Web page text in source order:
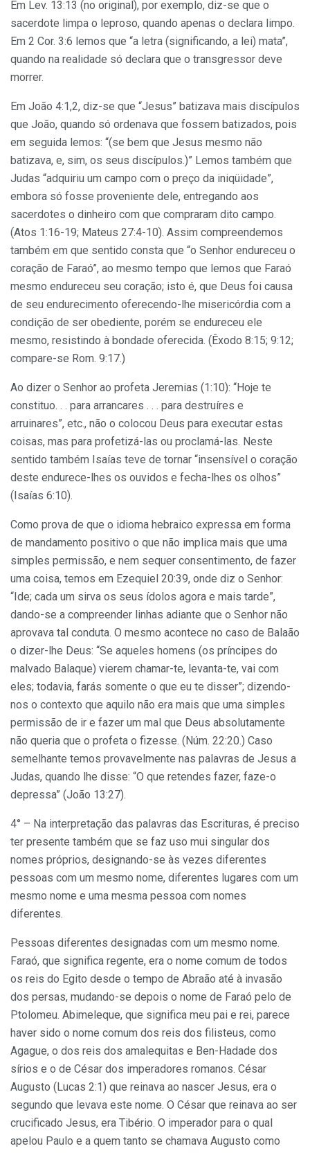
Em Lev. 13:13 (no original), por exemplo, diz-se que o
sacerdote limpa o leproso, quando apenas o declara limpo.
Em 2 Cor. 3:6 lemos que “a letra (significando, a lei) mata”,
quando na realidade só declara que o transgressor deve
morrer.
Em João 4:1,2, diz-se que “Jesus” batizava mais discípulos
que João, quando só ordenava que fossem batizados, pois
em seguida lemos: “(se bem que Jesus mesmo não
batizava, e, sim, os seus discípulos.)” Lemos também que
Judas “adquiriu um campo com o preço da iniqüidade”,
embora só fosse proveniente dele, entregando aos
sacerdotes o dinheiro com que compraram dito campo.
(Atos 1:16-19; Mateus 27:4-10). Assim compreendemos
também em que sentido consta que “o Senhor endureceu o
coração de Faraó”, ao mesmo tempo que lemos que Faraó
mesmo endureceu seu coração; isto é, que Deus foi causa
de seu endurecimento oferecendo-lhe misericórdia com a
condição de ser obediente, porém se endureceu ele
mesmo, resistindo à bondade oferecida. (Êxodo 8:15; 9:12;
compare-se Rom. 9:17.)
Ao dizer o Senhor ao profeta Jeremias (1:10): “Hoje te
constituo. . . para arrancares . . . para destruíres e
arruinares”, etc., não o colocou Deus para executar estas
coisas, mas para profetizá-las ou proclamá-las. Neste
sentido também Isaías teve de tornar “insensível o coração
deste endurece-lhes os ouvidos e fecha-lhes os olhos”
(Isaías 6:10).
Como prova de que o idioma hebraico expressa em forma
de mandamento positivo o que não implica mais que uma
simples permissão, e nem sequer consentimento, de fazer
uma coisa, temos em Ezequiel 20:39, onde diz o Senhor:
“Ide; cada um sirva os seus ídolos agora e mais tarde”,
dando-se a compreender linhas adiante que o Senhor não
aprovava tal conduta. O mesmo acontece no caso de Balaão
o dizer-lhe Deus: “Se aqueles homens (os príncipes do
malvado Balaque) vierem chamar-te, levanta-te, vai com
eles; todavia, farás somente o que eu te disser”; dizendo-
nos o contexto que aquilo não era mais que uma simples
permissão de ir e fazer um mal que Deus absolutamente
não queria que o profeta o fizesse. (Núm. 22:20.) Caso
semelhante temos provavelmente nas palavras de Jesus a
Judas, quando lhe disse: “O que retendes fazer, faze-o
depressa” (João 13:27).
4° – Na interpretação das palavras das Escrituras, é preciso
ter presente também que se faz uso mui singular dos
nomes próprios, designando-se às vezes diferentes
pessoas com um mesmo nome, diferentes lugares com um
mesmo nome e uma mesma pessoa com nomes
diferentes.
Pessoas diferentes designadas com um mesmo nome.
Faraó, que significa regente, era o nome comum de todos
os reis do Egito desde o tempo de Abraão até à invasão
dos persas, mudando-se depois o nome de Faraó pelo de
Ptolomeu. Abimeleque, que significa meu pai e rei, parece
haver sido o nome comum dos reis dos filisteus, como
Agague, o dos reis dos amalequitas e Ben-Hadade dos
sírios e o de César dos imperadores romanos. César
Augusto (Lucas 2:1) que reinava ao nascer Jesus, era o
segundo que levava este nome. O César que reinava ao ser
crucificado Jesus, era Tibério. O imperador para o qual
apelou Paulo e a quem tanto se chamava Augusto como